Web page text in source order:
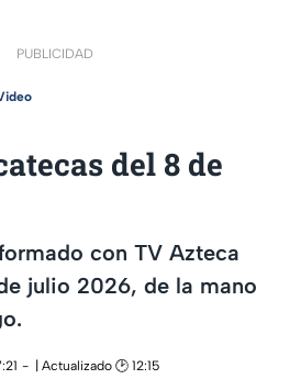
PUBLICIDAD
del 8 de
con TV Azteca
julio 2026, de la mano
| Actualizado 🕑 12:15